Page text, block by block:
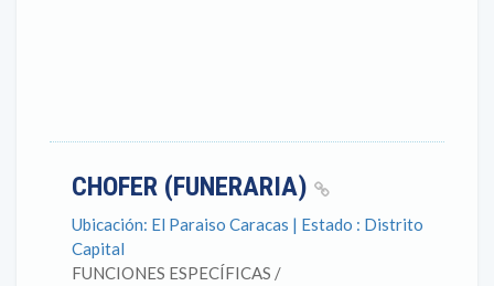
CHOFER (FUNERARIA)
Ubicación: El Paraiso Caracas | Estado : Distrito
Capital
FUNCIONES ESPECÍFICAS /